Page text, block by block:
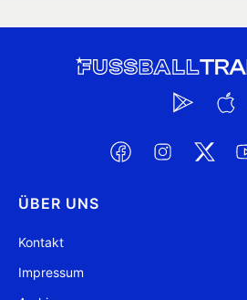
ÜBER UNS
Kontakt
Impressum